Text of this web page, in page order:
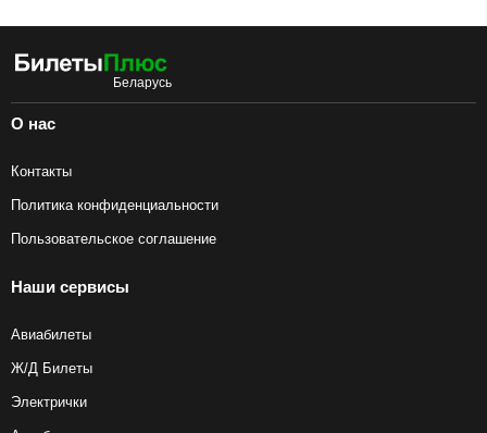
О нас
Контакты
Политика конфиденциальности
Пользовательское соглашение
Наши сервисы
Авиабилеты
Ж/Д Билеты
Электрички